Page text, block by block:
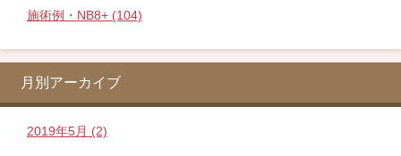
施術例・NB8+ (104)
月別アーカイブ
2019年5月 (2)